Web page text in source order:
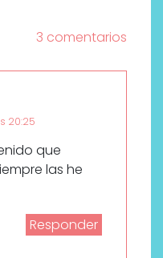
3 comentarios
20:25
que
las he
Responder